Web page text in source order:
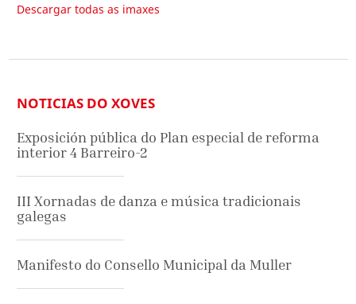
Descargar todas as imaxes
NOTICIAS DO XOVES
Exposición pública do Plan especial de reforma
interior 4 Barreiro-2
III Xornadas de danza e música tradicionais
galegas
Manifesto do Consello Municipal da Muller